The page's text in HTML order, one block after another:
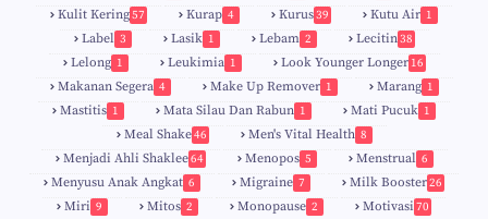
Kulit Kering57 Kurap 4 Kurus39 Kutu Air 1
Label 3 Lasik 1 Lebam 2 Lecitin38
Lelong 1 Leukimia 1 Look Younger Longer 16
Makanan Segera 4 Make Up Remover 1 Marang 1
Mastitis 1 Mata Silau Dan Rabun 1 Mati Pucuk 1
Meal Shake46 Men's Vital Health 8
Menjadi Ahli Shaklee64 Menopos 5 Menstrual 6
Menyusu Anak Angkat 6 Migraine 7 Milk Booster26
Miri 9 Mitos 2 Monopause 2 Motivasi 70